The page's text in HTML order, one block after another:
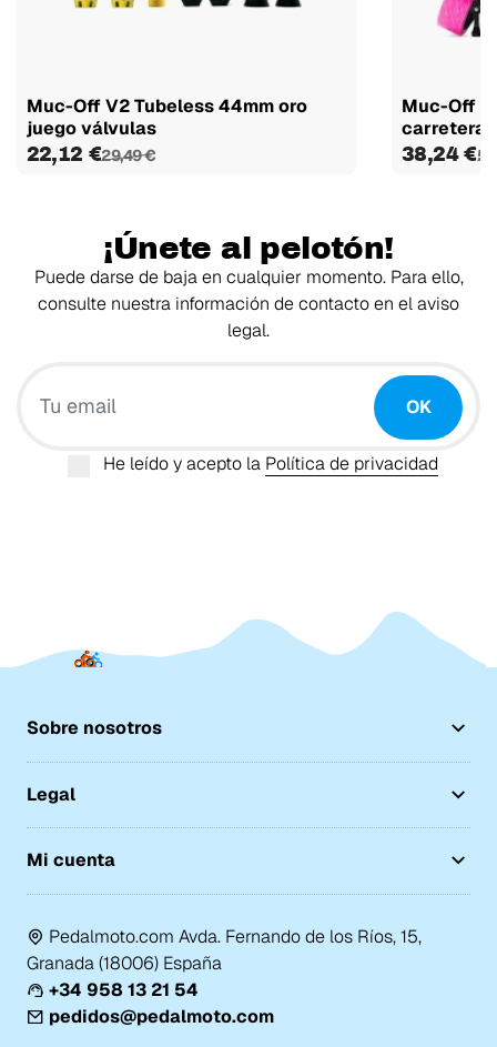
Muc-Off V2 Tubeless 44mm oro
juego válvulas
22,12 €29,49 €
Muc-Off
carretera
38,24 €
¡Únete al pelotón!
Puede darse de baja en cualquier momento. Para ello,
consulte nuestra información de contacto en el aviso
legal.
OK
He leído y acepto la Política de privacidad
Sobre nosotros
Legal
Mi cuenta
Pedalmoto.com Avda. Fernando de los Ríos, 15,
Granada (18006) España
+34 958 13 21 54
pedidos@pedalmoto.com